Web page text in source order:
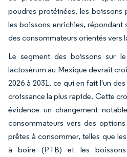
poudres protéinées, les
les boissons enrichies, répondant
des consommateurs orientés vers
Le segment des boissons sur
lactosérum au Mexique devrait
2026 à 2031, ce qui en fait l'un
croissance la plus rapide. Cette
évidence un changement
consommateurs vers des
prêtes à consommer, telles que
à boire (PTB) et les boissons